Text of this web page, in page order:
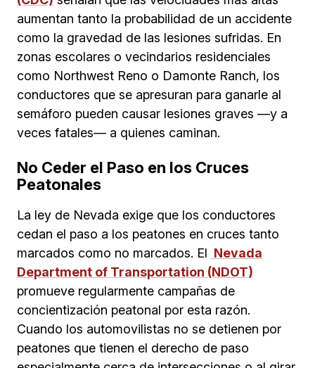
aumentan tanto la probabilidad de un accidente
como la gravedad de las lesiones sufridas. En
zonas escolares o vecindarios residenciales
como Northwest Reno o Damonte Ranch, los
conductores que se apresuran para ganarle al
semáforo pueden causar lesiones graves —y a
veces fatales— a quienes caminan.
No Ceder el Paso en los Cruces
Peatonales
La ley de Nevada exige que los conductores
cedan el paso a los peatones en cruces tanto
marcados como no marcados. El Nevada
Department of Transportation (NDOT)
promueve regularmente campañas de
concientización peatonal por esta razón.
Cuando los automovilistas no se detienen por
peatones que tienen el derecho de paso